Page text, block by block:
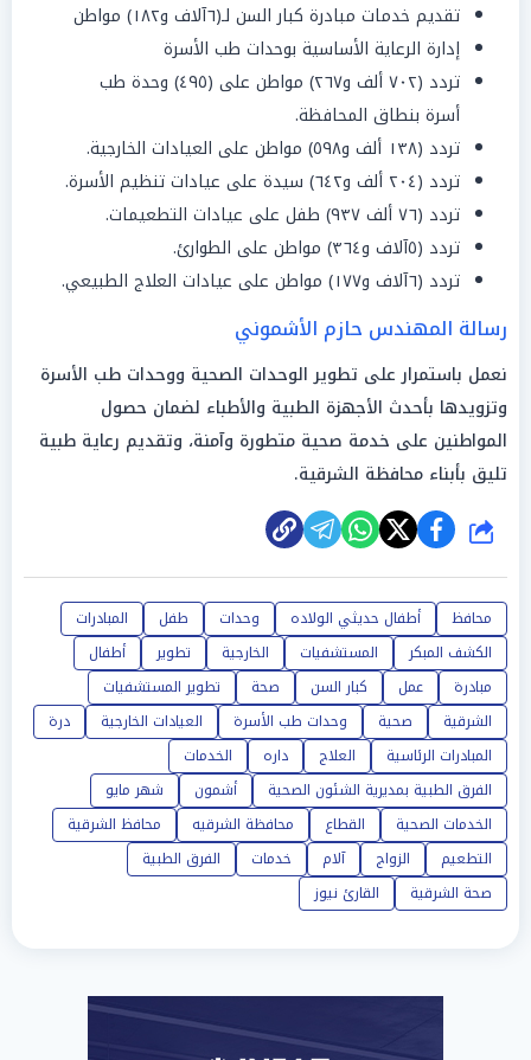
تقديم خدمات مبادرة كبار السن لـ(٦آلاف و١٨٢) مواطن
إدارة الرعاية الأساسية بوحدات طب الأسرة
تردد (٧٠٢ ألف و٢٦٧) مواطن على (٤٩٥) وحدة طب
أسرة بنطاق المحافظة.
تردد (١٣٨ ألف و٥٩٨) مواطن على العيادات الخارجية.
تردد (٢٠٤ ألف و٦٤٢) سيدة على عيادات تنظيم الأسرة.
تردد (٧٦ ألف ٩٣٧) طفل على عيادات التطعيمات.
تردد (٥آلاف و٣٦٤) مواطن على الطوارئ.
تردد (٦آلاف و١٧٧) مواطن على عيادات العلاج الطبيعي.
رسالة المهندس حازم الأشموني
نعمل باستمرار على تطوير الوحدات الصحية ووحدات طب الأسرة
وتزويدها بأحدث الأجهزة الطبية والأطباء لضمان حصول
المواطنين على خدمة صحية متطورة وآمنة، وتقديم رعاية طبية
تليق بأبناء محافظة الشرقية.
شارك
محافظ أطفال حديثي الولاده وحدات طفل
المبادرات
الكشف المبكر
المستشفيات الخارجية تطوير
أطفال
مبادرة
عمل كبار السن صحة
تطوير المستشفيات
الشرقية
صحية وحدات طب الأسرة العيادات الخارجية
درة
المبادرات الرئاسية
العلاج داره
الخدمات
الفرق الطبية بمديرية الشئون الصحية
أشمون
شهر مايو
الخدمات الصحية
القطاع محافظة الشرقيه
محافظ الشرقية
التطعيم
الزواج آلام خدمات
الفرق الطبية
صحة الشرقية
القارئ نيوز